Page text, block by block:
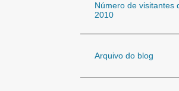
Número de visitantes
2010
Arquivo do blog